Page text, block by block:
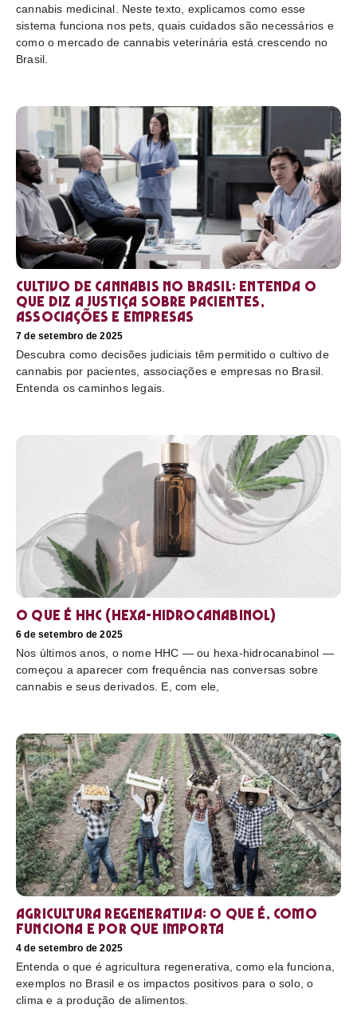
cannabis medicinal. Neste texto, explicamos como esse
sistema funciona nos pets, quais cuidados são necessários e
como o mercado de cannabis veterinária está crescendo no
Brasil.
Cultivo de cannabis no Brasil: entenda o
que diz a Justiça sobre pacientes,
associações e empresas
7 de setembro de 2025
Descubra como decisões judiciais têm permitido o cultivo de
cannabis por pacientes, associações e empresas no Brasil.
Entenda os caminhos legais.
O que é HHC (hexa-hidrocanabinol)
6 de setembro de 2025
Nos últimos anos, o nome HHC — ou hexa-hidrocanabinol —
começou a aparecer com frequência nas conversas sobre
cannabis e seus derivados. E, com ele,
Agricultura regenerativa: o que é, como
funciona e por que importa
4 de setembro de 2025
Entenda o que é agricultura regenerativa, como ela funciona,
exemplos no Brasil e os impactos positivos para o solo, o
clima e a produção de alimentos.